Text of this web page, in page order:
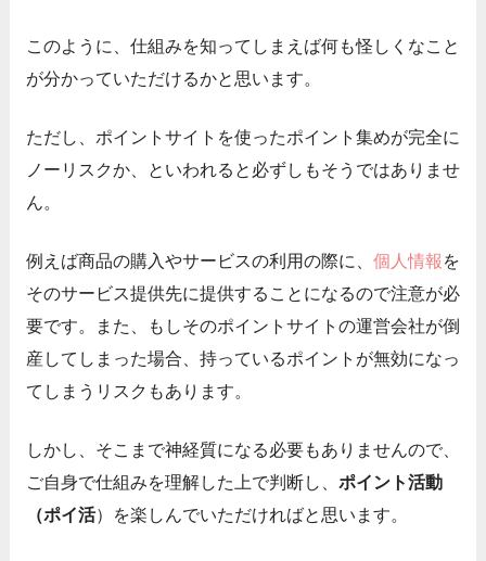
このように、仕組みを知ってしまえば何も怪しくなこと
が分かっていただけるかと思います。
ただし、ポイントサイトを使ったポイント集めが完全に
ノーリスクか、といわれると必ずしもそうではありませ
ん。
例えば商品の購入やサービスの利用の際に、 個人情報 を
そのサービス提供先に提供することになるので注意が必
要です。また、もしそのポイントサイトの運営会社が倒
産してしまった場合、持っているポイントが無効になっ
てしまうリスクもあります。
しかし、そこまで神経質になる必要もありませんので、
ご自身で仕組みを理解した上で判断し、 ポイント活動
（ポイ活）を楽しんでいただければと思います。